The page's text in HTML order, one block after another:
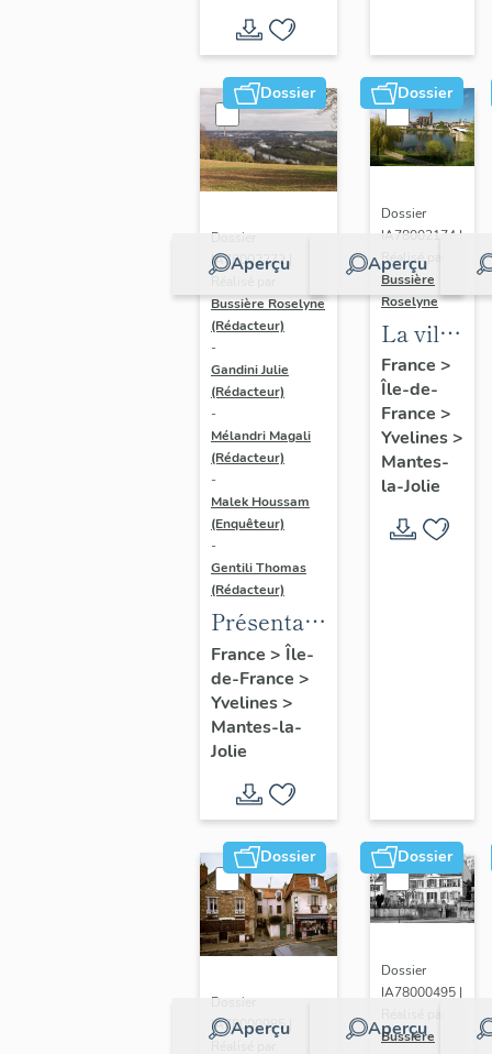
Dossier
Aperçu
Dossier
IA78002272 |
Bussière Roselyne
(Rédacteur)
-
Gandini Julie
(Rédacteur)
-
Mélandri Magali
(Rédacteur)
-
Malek Houssam
(Enquêteur)
-
Gentili Thomas
(Rédacteur)
Présentation
de l'étude
France > Île-
de-France >
Yvelines>
Mantes-la-
Jolie
Dossier
Aperçu
Dossier
IA78002174 |
Réalisé par
Bussière
Roselyne
La ville
de
Mantes-
la-Jolie
France >
Île-de-
France >
Yvelines>
Mantes-
la-Jolie
Dossier
Aperçu
Dossier
IA78000985 |
Dossier
Aperçu
Dossier
IA78000495 |
Bussière